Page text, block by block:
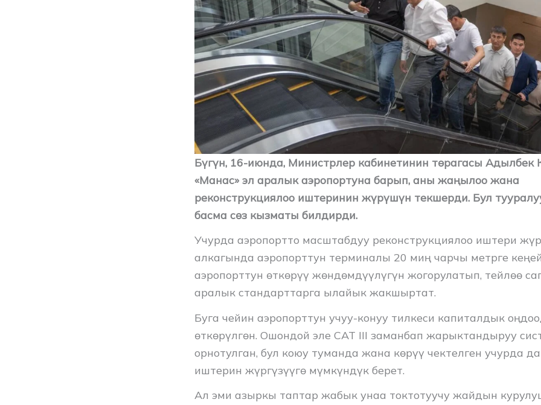
Бүгүн, 16-июнда, Министрлер кабинетинин төрагасы Адылбек
«Манас» эл аралык аэропортуна барып, аны жаңылоо жана
реконструкциялоо иштеринин жүрүшүн текшерди. Бул
басма сөз кызматы билдирди.
Учурда аэропортто масштабдуу реконструкциялоо иштери
алкагында аэропорттун терминалы 20 миң чарчы метрге
аэропорттун өткөрүү жөндөмдүүлүгүн жогорулатып, тейлөө
аралык стандарттарга ылайык жакшыртат.
Буга чейин аэропорттун учуу-конуу тилкеси капиталдык
өткөрүлгөн. Ошондой эле CAT III заманбап жарыктандыруу
орнотулган, бул коюу туманда жана көрүү чектелген учурда
иштерин жүргүзүүгө мүмкүндүк берет.
Ал эми азыркы таптар жабык унаа токтотуучу жайдын